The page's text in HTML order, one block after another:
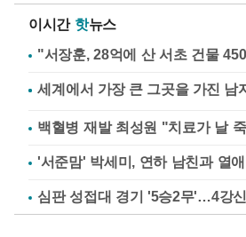
이시간 핫뉴스
"서장훈, 28억에 산 서초 건물
백혈병 재발 최성원 "치료가 날
'서준맘' 박세미, 연하 남친과 열애
심판 성접대 경기 '5승2무'…4강